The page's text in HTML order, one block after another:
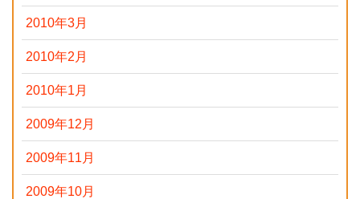
2010年3月
2010年2月
2010年1月
2009年12月
2009年11月
2009年10月